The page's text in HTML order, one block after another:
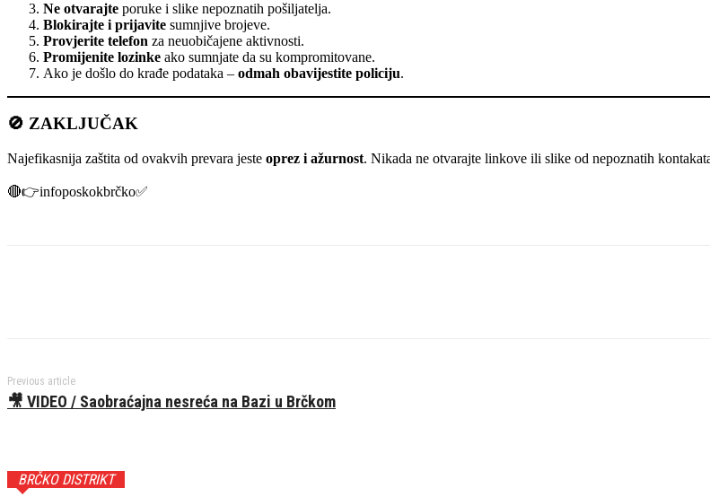
Ne otvarajte poruke i slike nepoznatih pošiljatelja.
Blokirajte i prijavite sumnjive brojeve.
Provjerite telefon za neuobičajene aktivnosti.
Promijenite lozinke ako sumnjate da su kompromitovane.
Ako je došlo do krađe podataka – odmah obavijestite policiju.
🚫 ZAKLJUČAK
Najefikasnija zaštita od ovakvih prevara jeste oprez i ažurnost. Nikada ne otvarajte linkove ili slike od nepoznatih
🔴👉infoposkokbrčko✅️
Previous article
🎥 VIDEO / Saobraćajna nesreća na Bazi u Brčkom
BRČKO DISTRIKT